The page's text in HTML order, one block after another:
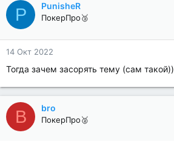
P PunisheR
ПокерПро🥉
14 Окт 2022
Тогда зачем засорять тему (сам такой))
B bro
ПокерПро🥈